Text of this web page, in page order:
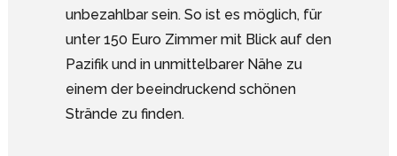
unbezahlbar sein. So ist es möglich, für
unter 150 Euro Zimmer mit Blick auf den
Pazifik und in unmittelbarer Nähe zu
einem der beeindruckend schönen
Strände zu finden.